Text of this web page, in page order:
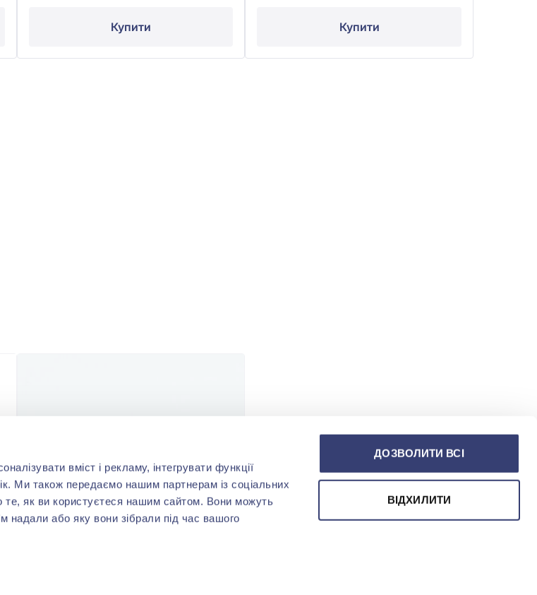
вміст і рекламу, інтегрувати функції
Ми також передаємо нашим партнерам із соціальних
те, як ви користуєтеся нашим сайтом. Вони можуть
надали або яку вони зібрали під час вашого
ДОЗВОЛИТИ ВСІ
ВІДХИЛИТИ
Купити Купити